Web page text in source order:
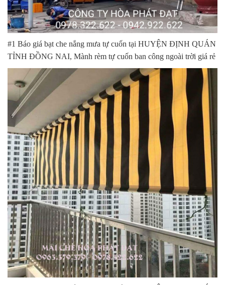
#1 Báo giá bạt che nắng mưa tự cuốn tại HUYỆN ĐỊNH QUÁN
TỈNH ĐỒNG NAI, Mành rèm tự cuốn ban công ngoài trời giá rẻ